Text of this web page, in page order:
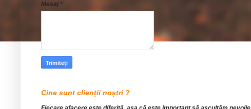
Mesaj *
Cine sunt clienții noștri ?